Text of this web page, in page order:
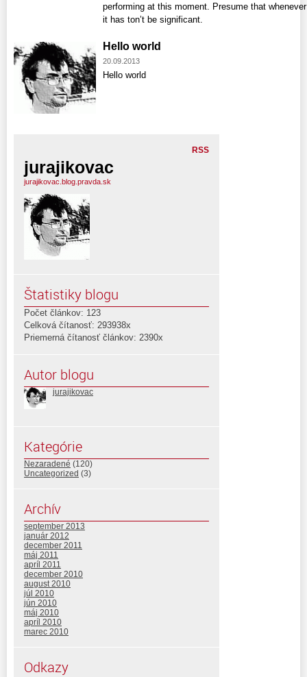
performing at this moment. Presume that
it has ton’t be significant.
Hello world
20.09.2013
Hello world
RSS
jurajikovac
jurajikovac.blog.pravda.sk
Štatistiky blogu
Počet článkov: 123
Celková čítanosť: 293938x
Priemerná čítanosť článkov: 2390x
Autor blogu
jurajikovac
Kategórie
Nezaradené (120)
Uncategorized (3)
Archív
september 2013
január 2012
december 2011
máj 2011
apríl 2011
december 2010
august 2010
júl 2010
jún 2010
máj 2010
apríl 2010
marec 2010
Odkazy